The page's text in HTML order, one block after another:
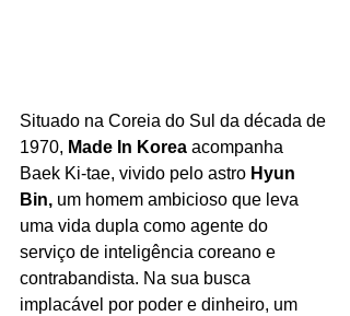
Situado na Coreia do Sul da década de
1970, Made In Korea acompanha
Baek Ki-tae, vivido pelo astro Hyun
Bin, um homem ambicioso que leva
uma vida dupla como agente do
serviço de inteligência coreano e
contrabandista. Na sua busca
implacável por poder e dinheiro, um